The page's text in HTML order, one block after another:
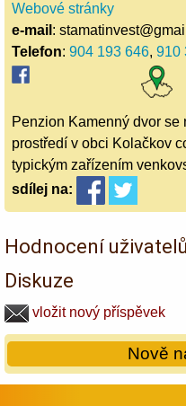
Webové stránky
e-mail :
Telefon: 904 193 646, 910
Penzion Kamenný dvor
prostředí v obci Kolačkov
typickým zařízením
sdílej na:
Hodnocení uživatelů
Diskuze
vložit nový příspěvek
Nově